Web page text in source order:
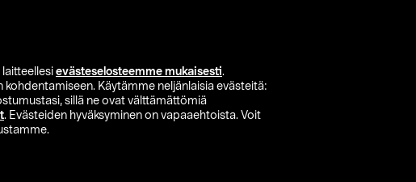
evästeselosteemme mukaisesti.
Käytämme neljänlaisia evästeitä:
sillä ne ovat välttämättömiä
. Evästeiden hyväksyminen on vapaaehtoista. Voit